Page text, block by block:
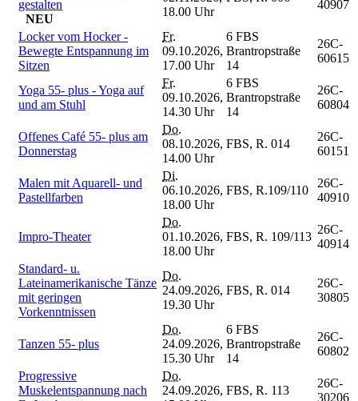
gestalten
NEU
18.00 Uhr
40907
Locker vom Hocker -
Bewegte Entspannung im
Sitzen
Fr.
09.10.2026,
17.00 Uhr
6 FBS
Brantropstraße
14
26C-
60615
Yoga 55- plus - Yoga auf
und am Stuhl
Fr.
09.10.2026,
14.30 Uhr
6 FBS
Brantropstraße
14
26C-
60804
Offenes Café 55- plus am
Donnerstag
Do.
08.10.2026,
14.00 Uhr
FBS, R. 014
26C-
60151
Malen mit Aquarell- und
Pastellfarben
Di.
06.10.2026,
18.00 Uhr
FBS, R.109/110
26C-
40910
Impro-Theater
Do.
01.10.2026,
18.00 Uhr
FBS, R. 109/113
26C-
40914
Standard- u.
Lateinamerikanische Tänze
mit geringen
Vorkenntnissen
Do.
24.09.2026,
19.30 Uhr
FBS, R. 014
26C-
30805
Tanzen 55- plus
Do.
24.09.2026,
15.30 Uhr
6 FBS
Brantropstraße
14
26C-
60802
Progressive
Muskelentspannung nach
Do.
24.09.2026, FBS, R. 113
26C-
30206